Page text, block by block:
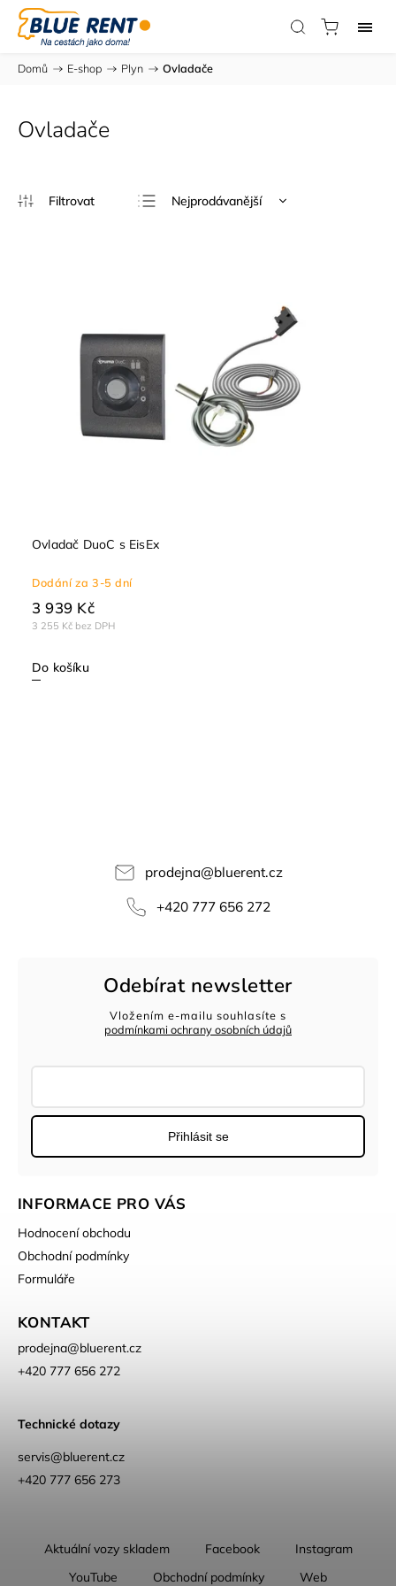
Domů / E-shop / Plyn / Ovladače
Ovladače
Nejprodávanější
Ovladač DuoC s EisEx
Dodání za 3-5 dní
3 255 Kč bez DPH
3 939 Kč
Do košíku
prodejna@bluerent.cz
+420 777 656 272
Odebírat newsletter
Vložením e-mailu souhlasíte s
podmínkami ochrany osobních údajů
Přihlásit se
INFORMACE PRO VÁS
Hodnocení obchodu
Obchodní podmínky
Formuláře
KONTAKT
prodejna@bluerent.cz
+420 777 656 272
Technické dotazy
servis@bluerent.cz
+420 777 656 273
Aktuální vozy skladem Facebook
Instagram
YouTube
Obchodní podmínky Web